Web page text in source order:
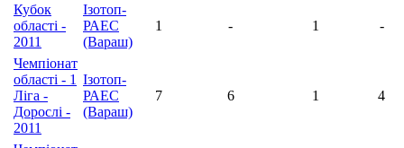
Кубок
області -
2011
Ізотоп-
РАЕС
(Вараш)
1 - 1 -
Чемпіонат
області - 1
Ліга -
Дорослі -
2011
Ізотоп-
РАЕС
(Вараш)
7 6 1 4